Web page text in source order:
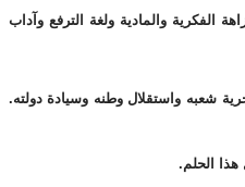
الفكرية والمادية ولغة الترفع وآداب
شعبه واستقلال وطنه وسيادة دولته.
هذا الحلم.